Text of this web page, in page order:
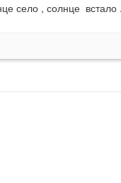
село , солнце